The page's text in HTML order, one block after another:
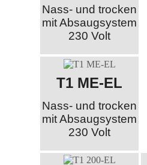
Nass- und trocken
mit Absaugsystem
230 Volt
T1 ME-EL
Nass- und trocken
mit Absaugsystem
230 Volt